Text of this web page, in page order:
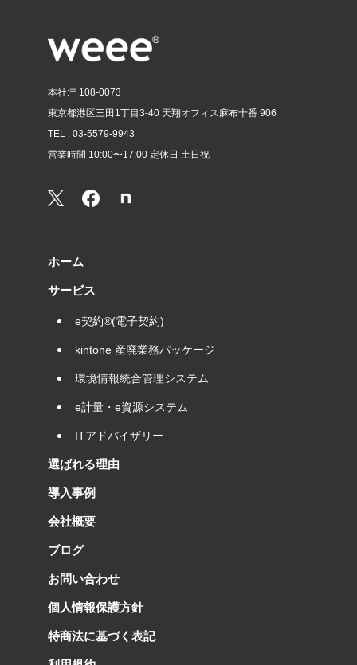
本社:〒108-0073
東京都港区三田1丁目3-40 天翔オフィス麻布十番 906
TEL : 03-5579-9943
営業時間 10:00〜17:00 定休日 土日祝
ホーム
サービス
e契約®(電子契約)
kintone 産廃業務パッケージ
環境情報統合管理システム
e計量・e資源システム
ITアドバイザリー
選ばれる理由
導入事例
会社概要
ブログ
お問い合わせ
個人情報保護方針
特商法に基づく表記